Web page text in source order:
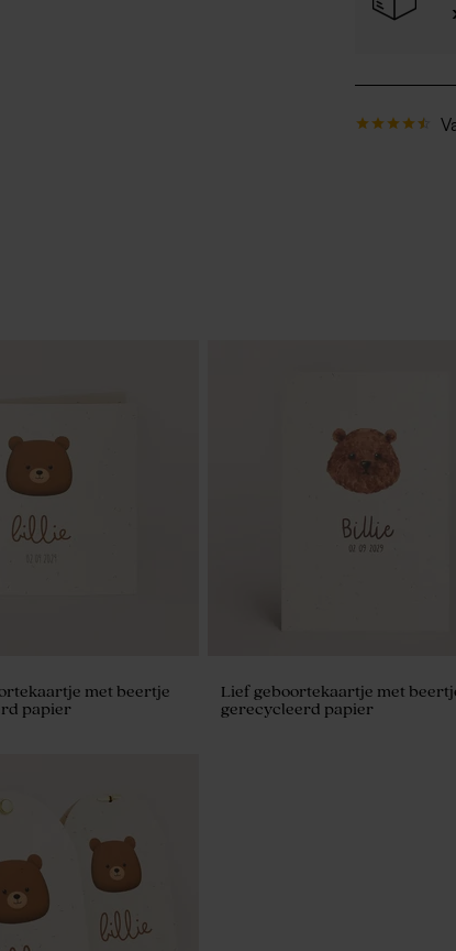
met beertje
papier
Lief geboortekaartje met
gerecycleerd papier